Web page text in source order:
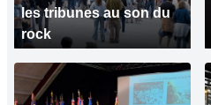
les tribunes au son du
rock